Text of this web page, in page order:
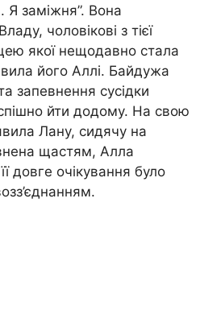
Я заміжня”. Вона
чоловікові з тієї
якої нещодавно стала
його Аллі. Байдужа
запевнення сусідки
йти додому. На свою
Лану, сидячу на
щастям, Алла
довге очікування було